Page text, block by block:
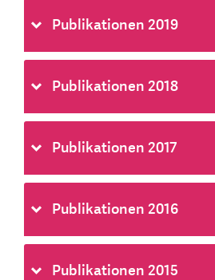
Publikationen 2019
Publikationen 2018
Publikationen 2017
Publikationen 2016
Publikationen 2015